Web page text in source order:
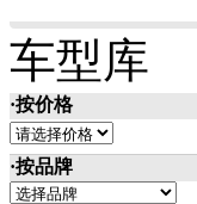
车型库
·按价格
·按品牌